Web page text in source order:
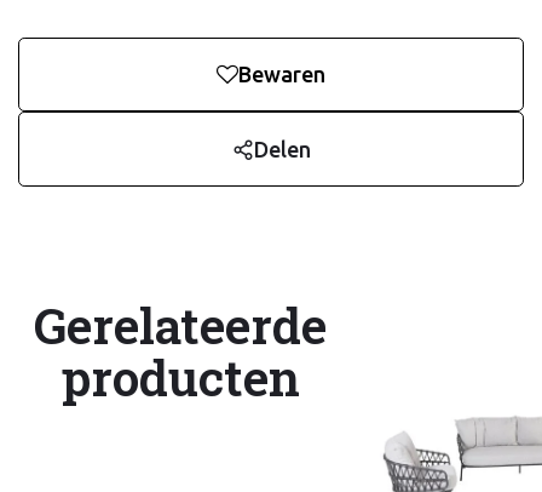
Bewaren
Delen
Gerelateerde
producten